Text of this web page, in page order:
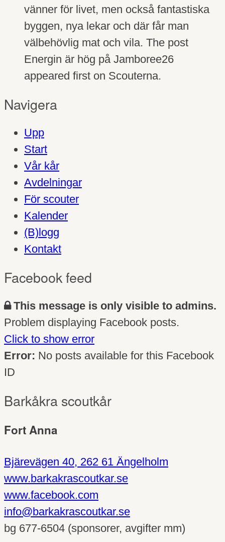
vänner för livet, men också fantastiska
byggen, nya lekar och där får man
välbehövlig mat och vila. The post
Energin är hög på Jamboree26
appeared first on Scouterna.
Navigera
Upp
Start
Vår kår
Avdelningar
För scouter
Kalender
(B)logg
Kontakt
Facebook feed
This message is only visible to admins.
Problem displaying Facebook posts.
Click to show error
Error: No posts available for this Facebook
ID
Barkåkra scoutkår
Fort Anna
Bjärevägen 40, 262 61 Ängelholm
www.barkakrascoutkar.se
www.facebook.com
info@barkakrascoutkar.se
bg 677-6504 (sponsorer, avgifter mm)